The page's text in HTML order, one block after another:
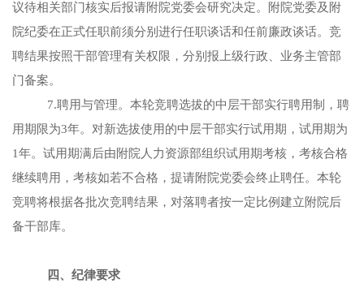
议待相关部门核实后报请附院党委会研究决定。附院党委及附
院纪委在正式任职前须分别进行任职谈话和任前廉政谈话。竞
聘结果按照干部管理有关权限，分别报上级行政、业务主管部
门备案。
7.聘用与管理。 本轮竞聘选拔的中层干部实行聘用制，聘
用期限为3年。对新选拔使用的中层干部实行试用期，试用期为
1年。试用期满后由附院人力资源部组织试用期考核，考核合格
继续聘用，考核如若不合格，提请附院党委会终止聘任。本轮
竞聘将根据各批次竞聘结果，对落聘者按一定比例建立附院后
备干部库。
四、纪律要求